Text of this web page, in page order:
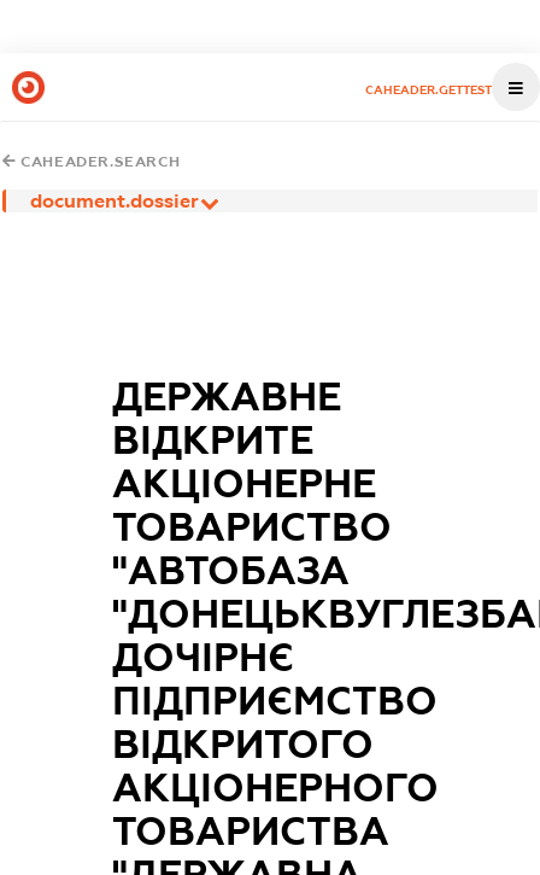
CAHEADER.GETTEST
CAHEADER.SEARCH
document.dossier
ДЕРЖАВНЕ
ВІДКРИТЕ
АКЦІОНЕРНЕ
ТОВАРИСТВО
"АВТОБАЗА
ДОЧІРНЄ
ПІДПРИЄМСТВО
ВІДКРИТОГО
АКЦІОНЕРНОГО
ТОВАРИСТВА